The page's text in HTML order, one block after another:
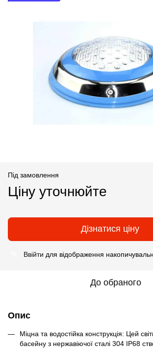
Під замовлення
Ціну уточнюйте
Дізнатися ціну
Ввійти для відображення
До обраного
Опис
Міцна та водостійка конструкція: Цей
басейну з нержавіючої сталі 304 IP68